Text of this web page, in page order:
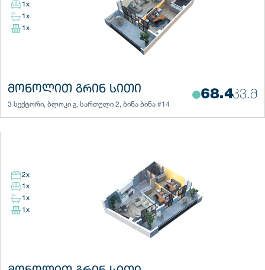
1 x
1 x
1 x
ᲛᲝᲜᲝᲚᲘᲗ ᲒᲠᲘᲜ ᲡᲘᲗᲘ
3 სექტორი, ბლოკი გ, სართული 2, ბინა ბინა #14
68.4ᲙᲕ.Მ
2x
1 x
1 x
1 x